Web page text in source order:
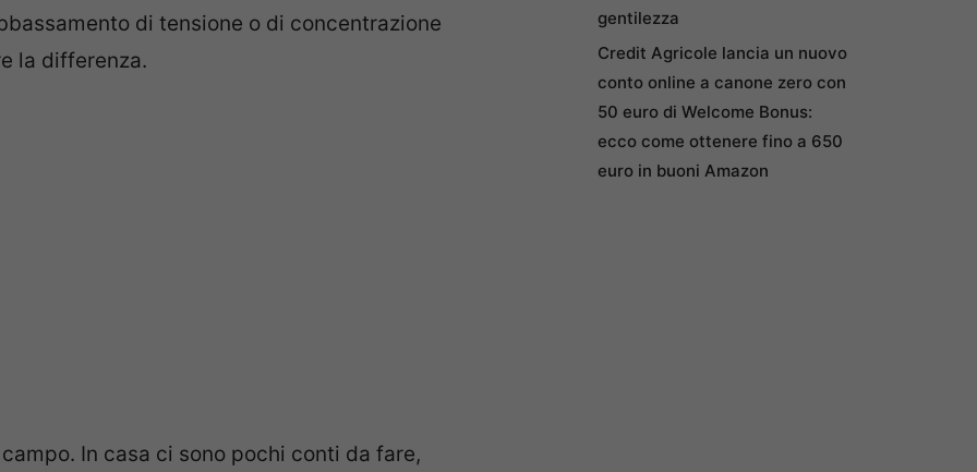
di tensione o di concentrazione
la differenza.
In casa ci sono pochi conti da fare,
gentilezza
Credit Agricole lancia un nuovo
conto online a canone zero con
50 euro di Welcome Bonus:
ecco come ottenere fino a 650
euro in buoni Amazon